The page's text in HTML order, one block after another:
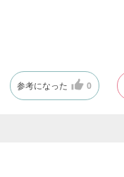
参考になった 0